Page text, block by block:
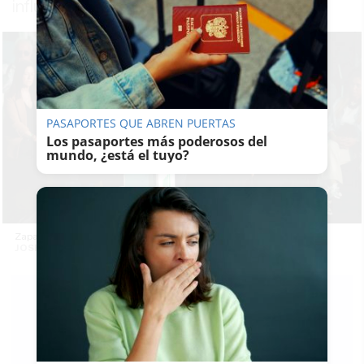
influencias y falsedad documental
Zapatero en un acto de campaña del PSOE. -
EMILIO
CABRERA
19/05/2026
Guardar
PASAPORTES QUE ABREN PUERTAS
Los pasaportes más poderosos del
mundo, ¿está el tuyo?